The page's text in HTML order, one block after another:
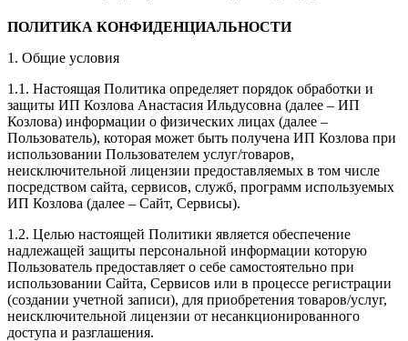
ПОЛИТИКА КОНФИДЕНЦИАЛЬНОСТИ
1. Общие условия
1.1. Настоящая Политика определяет порядок обработки и
защиты ИП Козлова Анастасия Ильдусовна (далее – ИП
Козлова) информации о физических лицах (далее –
Пользователь), которая может быть получена ИП Козлова при
использовании Пользователем услуг/товаров,
неисключительной лицензии предоставляемых в том числе
посредством сайта, сервисов, служб, программ используемых
ИП Козлова (далее – Сайт, Сервисы).
1.2. Целью настоящей Политики является обеспечение
надлежащей защиты персональной информации которую
Пользователь предоставляет о себе самостоятельно при
использовании Сайта, Сервисов или в процессе регистрации
(создании учетной записи), для приобретения товаров/услуг,
неисключительной лицензии от несанкционированного
доступа и разглашения.